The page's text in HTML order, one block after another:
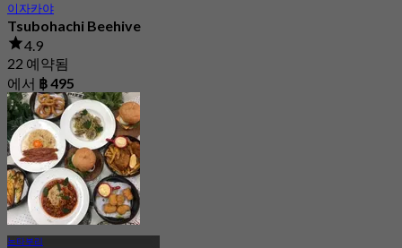
이자카야
Tsubohachi Beehive
4.9
22 예약됨
에서 ฿ 495
논타부리